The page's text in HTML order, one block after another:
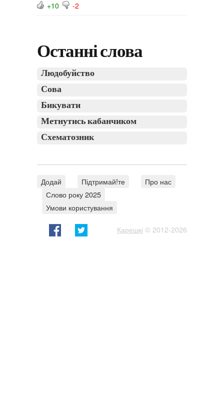
+10 -2
Останні слова
Людобуйство
Сова
Бикувати
Метнутись кабанчиком
Схематозник
Додай Підтримай!те
Про нас
Слово року 2025
Умови користування
Карешкі © 2012-2026